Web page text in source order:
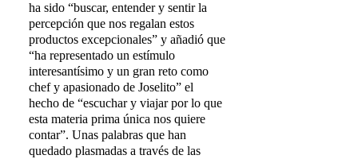
ha sido “buscar, entender y sentir la
percepción que nos regalan estos
productos excepcionales” y añadió que
“ha representado un estímulo
interesantísimo y un gran reto como
chef y apasionado de Joselito” el
hecho de “escuchar y viajar por lo que
esta materia prima única nos quiere
contar”. Unas palabras que han
quedado plasmadas a través de las